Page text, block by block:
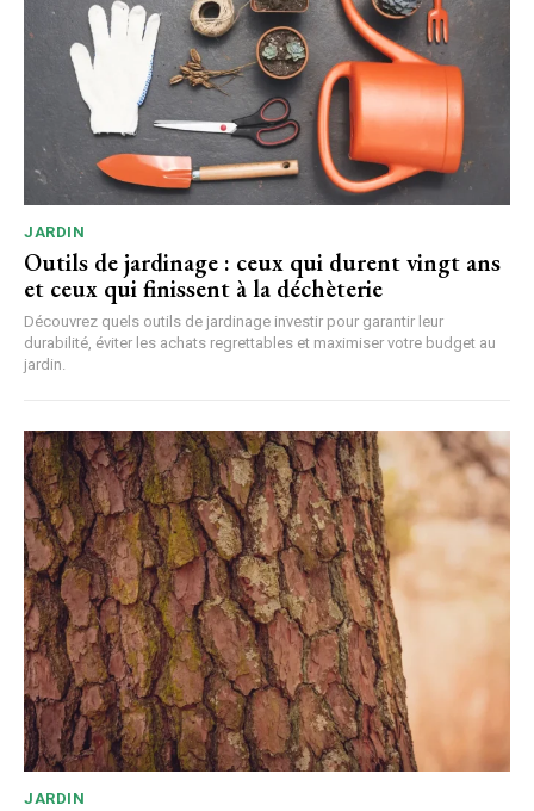
JARDIN
Outils de jardinage : ceux qui durent vingt ans
et ceux qui finissent à la déchèterie
Découvrez quels outils de jardinage investir pour garantir leur
durabilité, éviter les achats regrettables et maximiser votre budget au
jardin.
JARDIN